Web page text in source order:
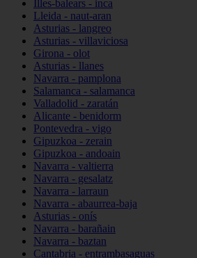
Illes-balears - inca
Lleida - naut-aran
Asturias - langreo
Asturias - villaviciosa
Girona - olot
Asturias - llanes
Navarra - pamplona
Salamanca - salamanca
Valladolid - zaratán
Alicante - benidorm
Pontevedra - vigo
Gipuzkoa - zerain
Gipuzkoa - andoain
Navarra - valtierra
Navarra - gesalatz
Navarra - larraun
Navarra - abaurrea-baja
Asturias - onís
Navarra - barañain
Navarra - baztan
Cantabria - entrambasaguas